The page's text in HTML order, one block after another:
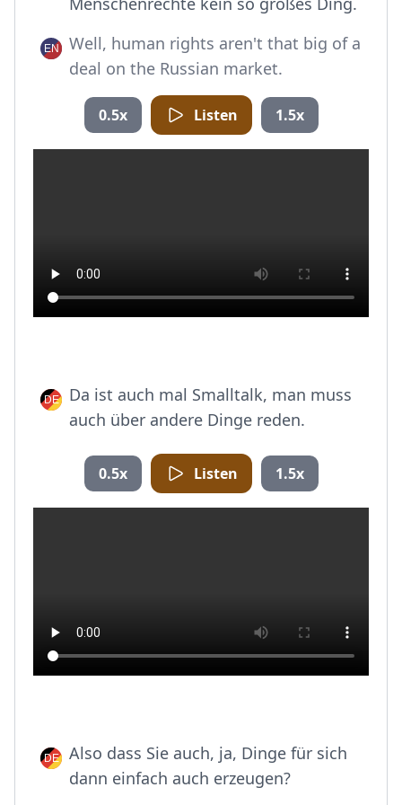
Well, human rights aren't that big of a
deal on the Russian market.
0.5x Listen 1.5x
Da ist auch mal Smalltalk, man muss
auch über andere Dinge reden.
0.5x Listen 1.5x
Also dass Sie auch, ja, Dinge für sich
dann einfach auch erzeugen?